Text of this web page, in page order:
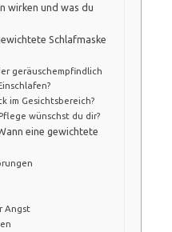
wirken und was du
Schlafmaske
geräuschempfindlich
im Gesichtsbereich?
wünschst du dir?
eine gewichtete
Angst